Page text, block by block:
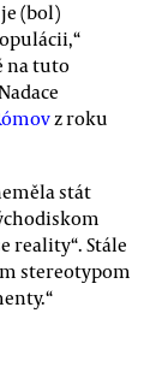
(bol)
na tuto
z roku
stát
reality“. Stále
stereotypom